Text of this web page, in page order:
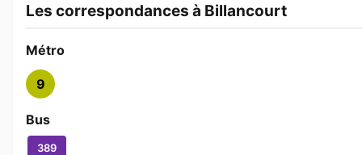
Les correspondances à Billancourt
Métro
9
Bus
389